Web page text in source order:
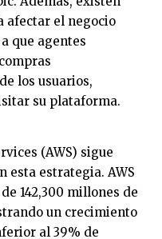
afectar el negocio
que agentes
los usuarios,
su plataforma.
(AWS) sigue
esta estrategia. AWS
142,300 millones de
un crecimiento
al 39% de